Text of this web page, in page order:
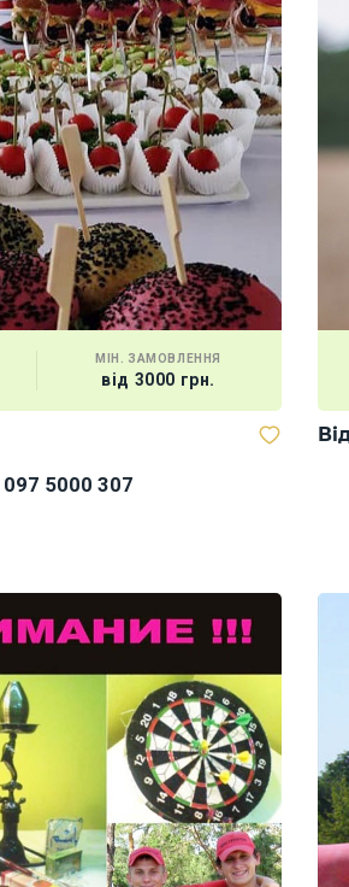
МІН. ЗАМОВЛЕННЯ
від 3000 грн.
5000 307